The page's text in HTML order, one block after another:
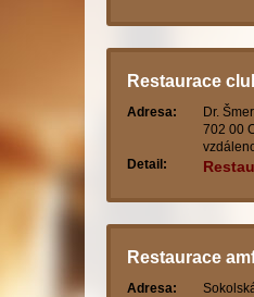
Restaurace
Adresa:
Dr.
702 00
Detail:
Restaurace
Adresa: